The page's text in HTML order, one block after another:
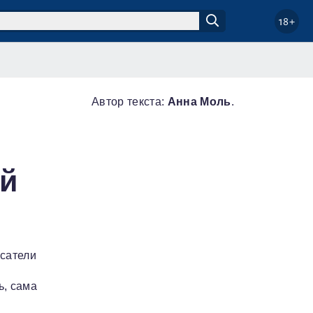
18+
сама
Автор текста: Анна Моль.